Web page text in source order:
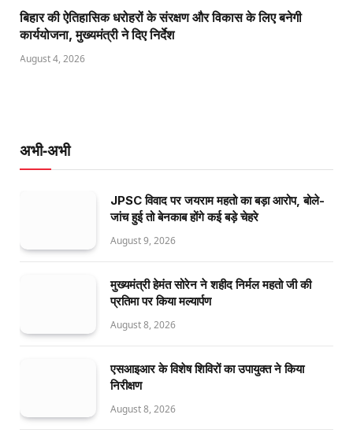
बिहार की ऐतिहासिक धरोहरों के संरक्षण और विकास के लिए बनेगी
कार्ययोजना, मुख्यमंत्री ने दिए निर्देश
August 4, 2026
अभी-अभी
JPSC विवाद पर जयराम महतो का बड़ा आरोप, बोले-
जांच हुई तो बेनकाब होंगे कई बड़े चेहरे
August 9, 2026
मुख्यमंत्री हेमंत सोरेन ने शहीद निर्मल महतो जी की
प्रतिमा पर किया मल्यार्पण
August 8, 2026
एसआइआर के विशेष शिविरों का उपायुक्त ने किया
निरीक्षण
August 8, 2026